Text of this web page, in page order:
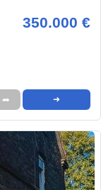
350.000 €
➦ ➜